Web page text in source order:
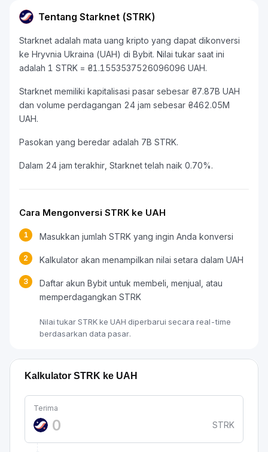
Tentang Starknet (STRK)
Starknet adalah mata uang kripto yang dapat dikonversi
ke Hryvnia Ukraina (UAH) di Bybit. Nilai tukar saat ini
adalah 1 STRK = ₴1.1553537526096096 UAH.
Starknet memiliki kapitalisasi pasar sebesar ₴7.87B UAH
dan volume perdagangan 24 jam sebesar ₴462.05M
UAH.
Pasokan yang beredar adalah 7B STRK.
Dalam 24 jam terakhir, Starknet telah naik 0.70%.
Cara Mengonversi STRK ke UAH
1 Masukkan jumlah STRK yang ingin Anda konversi
2 Kalkulator akan menampilkan nilai setara dalam UAH
3
Daftar akun Bybit untuk membeli, menjual, atau
memperdagangkan STRK
Nilai tukar STRK ke UAH diperbarui secara real-time
berdasarkan data pasar.
Kalkulator STRK ke UAH
Terima
STRK